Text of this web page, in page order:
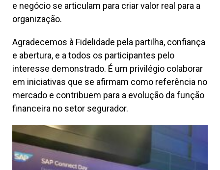
e negócio se articulam para criar valor real para a
organização.
Agradecemos à Fidelidade pela partilha, confiança
e abertura, e a todos os participantes pelo
interesse demonstrado. É um privilégio colaborar
em iniciativas que se afirmam como referência no
mercado e contribuem para a evolução da função
financeira no setor segurador.